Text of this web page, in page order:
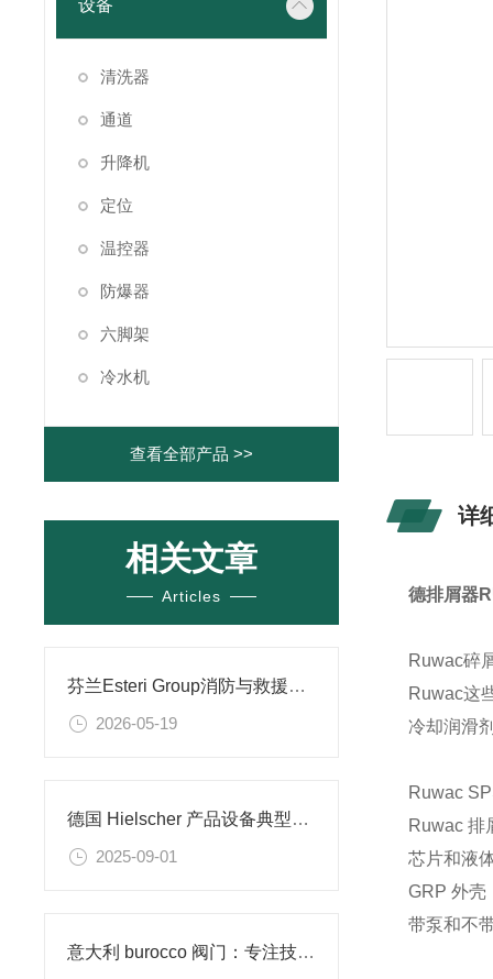
设备
清洗器
通道
升降机
定位
温控器
防爆器
六脚架
冷水机
查看全部产品 >>
相关文章
Articles
芬兰Esteri Group消防与救援设备品类及应用场景
2026-05-19
德国 Hielscher 产品设备典型应用场景技术分享
2025-09-01
意大利 burocco 阀门：专注技术的流体控制设备​
详
德排屑器
Ruwac碎
Ruwac这
冷却润滑
Ruwac
Ruwac 排
芯片和液
GRP 外壳
带泵和不